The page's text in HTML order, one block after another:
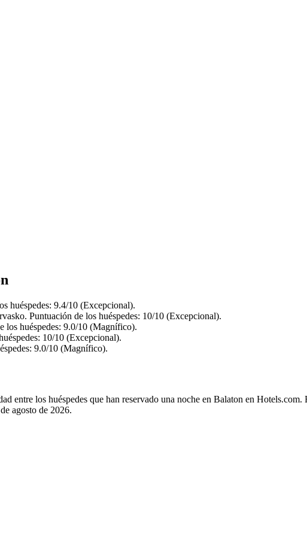
huéspedes: 9.4/10 (Excepcional).
Puntuación de los huéspedes: 10/10 (Excepcional).
huéspedes: 9.0/10 (Magnífico).
10/10 (Excepcional).
9.0/10 (Magnífico).
entre los huéspedes que han reservado una noche en Balaton en Hotels.com.
agosto de 2026.